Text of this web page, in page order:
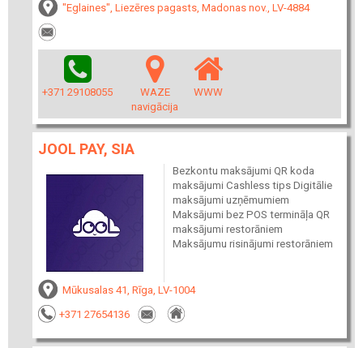
"Eglaines", Liezēres pagasts, Madonas nov., LV-4884
+371 29108055
WAZE
navigācija
WWW
JOOL PAY, SIA
Bezkontu maksājumi QR koda
maksājumi Cashless tips Digitālie
maksājumi uzņēmumiem
Maksājumi bez POS termināļa QR
maksājumi restorāniem
Maksājumu risinājumi restorāniem
Mūkusalas 41, Rīga, LV-1004
+371 27654136